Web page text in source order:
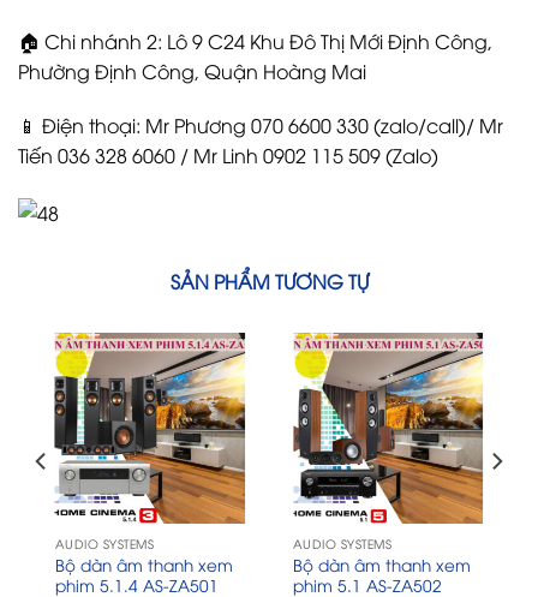
🏠 Chi nhánh 2: Lô 9 C24 Khu Đô Thị Mới Định Công,
Phường Định Công, Quận Hoàng Mai
📱 Điện thoại: Mr Phương 070 6600 330 (zalo/call)/ Mr
Tiến 036 328 6060 / Mr Linh 0902 115 509 (Zalo)
SẢN PHẨM TƯƠNG TỰ
AUDIO SYSTEMS
Bộ dàn âm thanh xem
phim 5.1.4 AS-ZA501
AUDIO SYSTEMS
Bộ dàn âm thanh xem
phim 5.1 AS-ZA502